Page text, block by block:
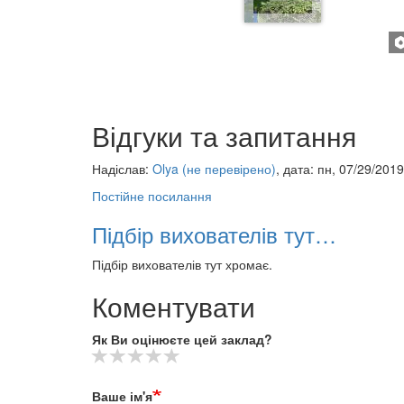
Відгуки та запитання
Надіслав: Olya (не перевірено), дата: пн, 07/29/
Постійне посилання
Підбір вихователів тут…
Підбір вихователів тут хромає.
Коментувати
Як Ви оцінюєте цей заклад?
Ваше ім'я